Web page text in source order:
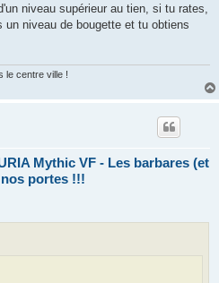
niveau supérieur au tien, si tu rates,
niveau de bougette et tu obtiens
le centre ville !
Mythic VF - Les barbares (et
portes !!!